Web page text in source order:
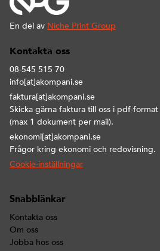
En del av Niche Print Group
Kontakta oss
08-545 515 70
info[at]akompani.se
faktura[at]akompani.se
Skicka gärna faktura till oss i pdf-format
(max 1 dokument per mail).
ekonomi[at]akompani.se
Frågor kring ekonomi och redovisning.
Cookie-inställningar
Snabblänkar
Kontakta oss
Om oss
Jobba hos oss